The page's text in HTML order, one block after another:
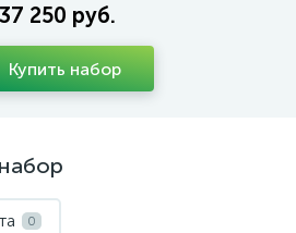
250 руб.
Купить набор
0